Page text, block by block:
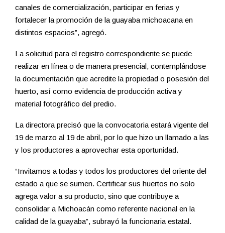
canales de comercialización, participar en ferias y
fortalecer la promoción de la guayaba michoacana en
distintos espacios”, agregó.
La solicitud para el registro correspondiente se puede
realizar en línea o de manera presencial, contemplándose
la documentación que acredite la propiedad o posesión del
huerto, así como evidencia de producción activa y
material fotográfico del predio.
La directora precisó que la convocatoria estará vigente del
19 de marzo al 19 de abril, por lo que hizo un llamado a las
y los productores a aprovechar esta oportunidad.
“Invitamos a todas y todos los productores del oriente del
estado a que se sumen. Certificar sus huertos no solo
agrega valor a su producto, sino que contribuye a
consolidar a Michoacán como referente nacional en la
calidad de la guayaba”, subrayó la funcionaria estatal.